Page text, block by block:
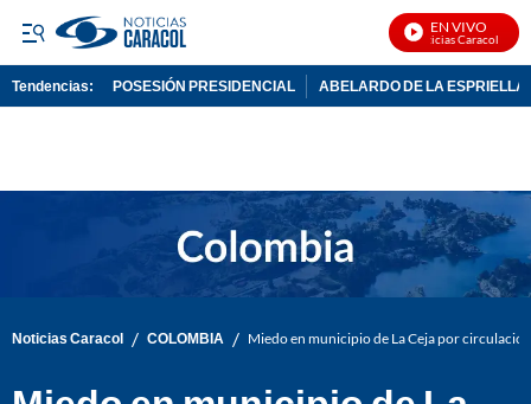
EN VIVO
Noticias Caracol En
Tendencias: POSESIÓN PRESIDENCIAL ABELARDO DE LA ESPRIELLA
Noticias Caracol / COLOMBIA / Miedo en municipio de La Ceja por